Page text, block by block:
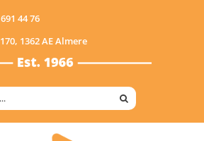
44 76
1362 AE Almere